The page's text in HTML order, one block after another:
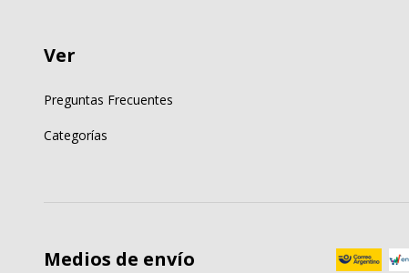
Ver
Preguntas Frecuentes
Categorías
Medios de envío